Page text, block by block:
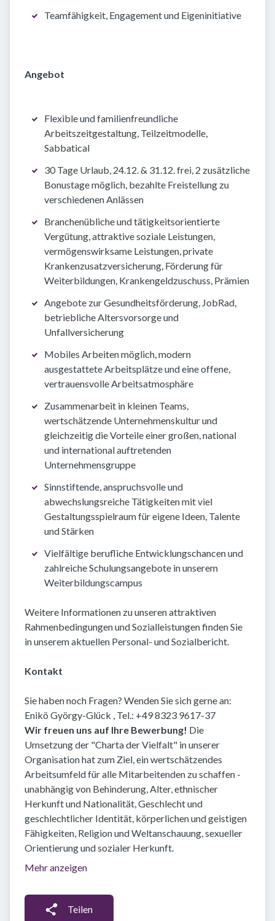
Teamfähigkeit, Engagement und Eigeninitiative
Angebot
Flexible und familienfreundliche
Arbeitszeitgestaltung, Teilzeitmodelle,
Sabbatical
30 Tage Urlaub, 24.12. & 31.12. frei, 2 zusätzliche
Bonustage möglich, bezahlte Freistellung zu
verschiedenen Anlässen
Branchenübliche und tätigkeitsorientierte
Vergütung, attraktive soziale Leistungen,
vermögenswirksame Leistungen, private
Krankenzusatzversicherung, Förderung für
Weiterbildungen, Krankengeldzuschuss, Prämien
Angebote zur Gesundheitsförderung, JobRad,
betriebliche Altersvorsorge und
Unfallversicherung
Mobiles Arbeiten möglich, modern
ausgestattete Arbeitsplätze und eine offene,
vertrauensvolle Arbeitsatmosphäre
Zusammenarbeit in kleinen Teams,
wertschätzende Unternehmenskultur und
gleichzeitig die Vorteile einer großen, national
und international auftretenden
Unternehmensgruppe
Sinnstiftende, anspruchsvolle und
abwechslungsreiche Tätigkeiten mit viel
Gestaltungsspielraum für eigene Ideen, Talente
und Stärken
Vielfältige berufliche Entwicklungschancen und
zahlreiche Schulungsangebote in unserem
Weiterbildungscampus
Weitere Informationen zu unseren attraktiven
Rahmenbedingungen und Sozialleistungen finden Sie
in unserem aktuellen Personal- und Sozialbericht.
Kontakt
Sie haben noch Fragen? Wenden Sie sich gerne an:
Enikö György-Glück , Tel.: +49 8323 9617-37
Wir freuen uns auf Ihre Bewerbung! Die
Umsetzung der "Charta der Vielfalt" in unserer
Organisation hat zum Ziel, ein wertschätzendes
Arbeitsumfeld für alle Mitarbeitenden zu schaffen -
unabhängig von Behinderung, Alter, ethnischer
Herkunft und Nationalität, Geschlecht und
geschlechtlicher Identität, körperlichen und geistigen
Fähigkeiten, Religion und Weltanschauung, sexueller
Orientierung und sozialer Herkunft.
Mehr anzeigen
Teilen